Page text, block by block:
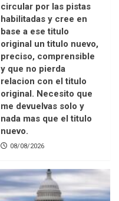
circular por las pistas
habilitadas y cree en
base a ese titulo
original un titulo nuevo,
preciso, comprensible
y que no pierda
relacion con el titulo
original. Necesito que
me devuelvas solo y
nada mas que el titulo
nuevo.
08/08/2026